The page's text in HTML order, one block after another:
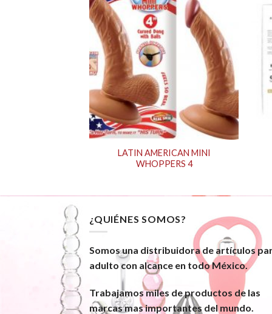
LATIN AMERICAN MINI
WHOPPERS 4
¿QUIÉNES SOMOS?
Somos una distribuidora de artículos
adulto con alcance en todo México.
Trabajamos miles de productos de las
marcas mas importantes del mundo.